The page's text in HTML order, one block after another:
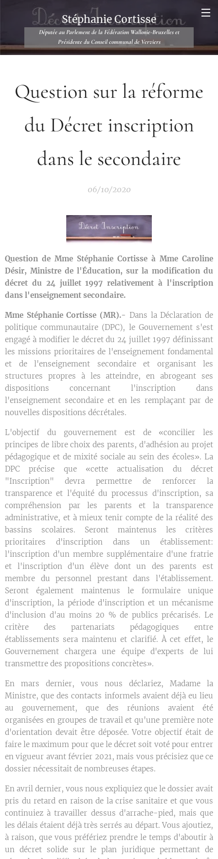
Stéphanie Cortisse
Députée au Parlement de la Fédération Wallonie-Bruxelles et
Présidente du Conseil communal de Verviers
Question sur la réforme
du Décret inscription
dans le secondaire
06/10/2020
Question de Mme Stéphanie Cortisse à Mme Caroline
Désir, Ministre de l'Éducation, sur la modification du
décret du 24 juillet 1997 relativement à l'inscription
dans l'enseignement secondaire.
Mme Stéphanie Cortisse (MR).- Dans la Déclaration de
politique communautaire (DPC), le Gouvernement s'est
engagé à modifier le décret du 24 juillet 1997 définissant
les missions prioritaires de l'enseignement fondamental
et de l'enseignement secondaire et organisant les
structures propres à les atteindre, en abrogeant ses
dispositions concernant l'inscription dans
l'enseignement secondaire et en les remplaçant par de
nouvelles dispositions décrétales.
L'objectif du gouvernement est de «concilier les
principes de libre choix des parents, d'adhésion au projet
pédagogique et de mixité sociale au sein des écoles». La
DPC précise que «cette actualisation du décret
"Inscription" devra permettre de renforcer la
transparence et l'équité du processus d'inscription, sa
compréhension par les parents et la transparence
administrative, et à mieux tenir compte de la réalité des
bassins scolaires. Seront maintenus les critères
prioritaires d'inscription dans un établissement:
l'inscription d'un membre supplémentaire d'une fratrie
et l'inscription d'un élève dont un des parents est
membre du personnel prestant dans l'établissement.
Seront également maintenus le formulaire unique
d'inscription, la période d'inscription et un mécanisme
d'inclusion d'au moins 20 % de publics précarisés. Le
critère des partenariats pédagogiques entre
établissements sera maintenu et clarifié. À cet effet, le
Gouvernement chargera une équipe d'experts de lui
transmettre des propositions concrètes».
En mars dernier, vous nous déclariez, Madame la
Ministre, que des contacts informels avaient déjà eu lieu
au gouvernement, que des réunions avaient été
organisées en groupes de travail et qu'une première note
d'orientation devait être déposée. Votre objectif était de
faire le maximum pour que le décret soit voté pour entrer
en vigueur avant février 2021, mais vous précisiez que ce
dossier nécessitait de nombreuses étapes.
En avril dernier, vous nous expliquiez que le dossier avait
pris du retard en raison de la crise sanitaire et que vous
continuiez à travailler dessus d'arrache-pied, mais que
les délais étaient déjà très serrés au départ. Vous ajoutiez,
à raison, que vous préfériez prendre le temps d'aboutir à
un décret solide sur le plan juridique permettant de